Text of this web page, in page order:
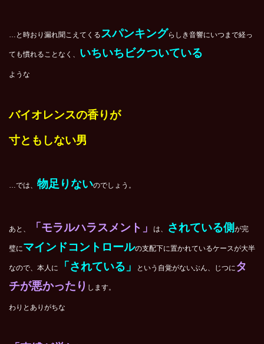
…と時おり漏れ聞こえてくるスパンキングらしき音響にいつまで経っ
ても慣れることなく、 いちいちビクついている
ような
バイオレンスの香りが
寸ともしない男
…では、 物足りないのでしょう。
あと、 「モラルハラスメント」 は、 されている側 が完
璧にマインドコントロールの支配下に置かれているケースが大半
なので、本人に 「されている」 という自覚がないぶん、じつに タ
チが悪かったり します。
わりとありがちな